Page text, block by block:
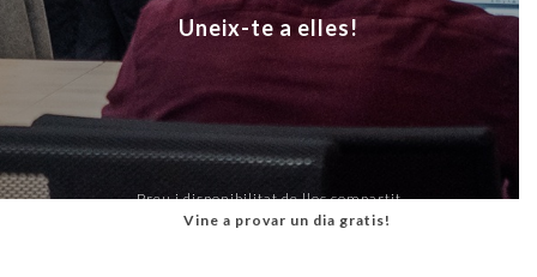
Uneix-te a elles!
Preu i disponibilitat de lloc compartit
Vine a provar un dia gratis!